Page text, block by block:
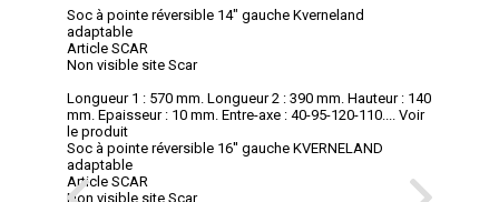
Soc à pointe réversible 14" gauche Kverneland
adaptable
Article SCAR
Non visible site Scar
Longueur 1 : 570 mm. Longueur 2 : 390 mm. Hauteur : 140
mm. Epaisseur : 10 mm. Entre-axe : 40-95-120-110....
Voir
le produit
Soc à pointe réversible 16'' gauche KVERNELAND
adaptable
Article SCAR
Non visible site Scar